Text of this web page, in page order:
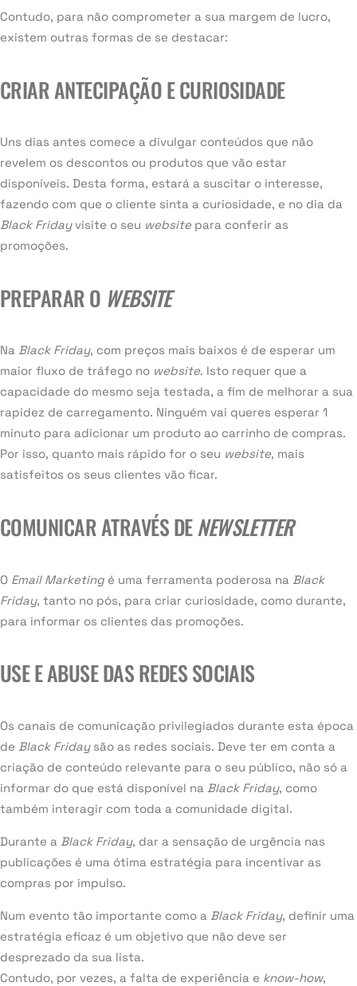
Contudo, para não comprometer a sua margem de lucro,
existem outras formas de se destacar:
CRIAR ANTECIPAÇÃO E CURIOSIDADE
Uns dias antes comece a divulgar conteúdos que não
revelem os descontos ou produtos que vão estar
disponíveis. Desta forma, estará a suscitar o interesse,
fazendo com que o cliente sinta a curiosidade, e no dia da
Black Fridayvisite o seu website para conferir as
promoções.
PREPARAR O WEBSITE
Na Black Friday, com preços mais baixos é de esperar um
maior fluxo de tráfego no website. Isto requer que a
capacidade do mesmo seja testada, a fim de melhorar a sua
rapidez de carregamento. Ninguém vai queres esperar 1
minuto para adicionar um produto ao carrinho de compras.
Por isso, quanto mais rápido for o seu website, mais
satisfeitos os seus clientes vão ficar.
COMUNICAR ATRAVÉS DENEWSLETTER
O Email Marketing é uma ferramenta poderosa na Black
Friday, tanto no pós, para criar curiosidade, como durante,
para informar os clientes das promoções.
USE E ABUSE DAS REDES SOCIAIS
Os canais de comunicação privilegiados durante esta época
de Black Fridaysão as redes sociais. Deve ter em conta a
criação de conteúdo relevante para o seu público, não só a
informar do que está disponível na Black Friday, como
também interagir com toda a comunidade digital.
Durante a Black Friday, dar a sensação de urgência nas
publicações é uma ótima estratégia para incentivar as
compras por impulso.
Num evento tão importante como a Black Friday, definir uma
estratégia eficaz é um objetivo que não deve ser
desprezado da sua lista.
Contudo, por vezes, a falta de experiência e know-how,